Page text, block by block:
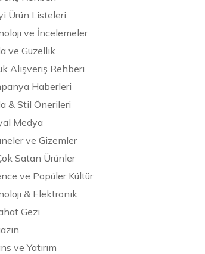
Ürün Listeleri
ve İncelemeler
ve Güzellik
Alışveriş Rehberi
Haberleri
& Stil Önerileri
Medya
ve Gizemler
Satan Ürünler
ve Popüler Kültür
& Elektronik
Gezi
ve Yatırım